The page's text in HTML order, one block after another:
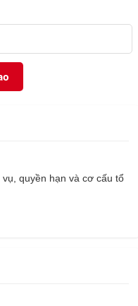
quyền hạn và cơ cấu tổ